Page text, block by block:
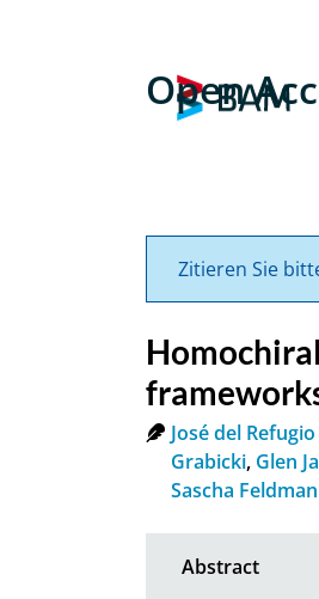
Open
Zitieren Sie
José del
Grabicki, Glen
Sascha